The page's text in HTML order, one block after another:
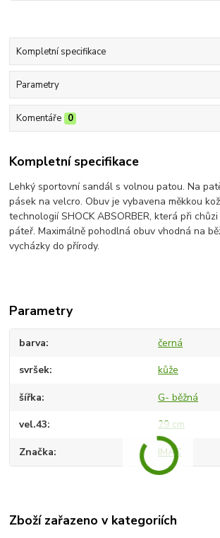
Kompletní specifikace
Parametry
Komentáře 0
Kompletní specifikace
Lehký sportovní sandál s volnou patou. Na
pásek na velcro. Obuv je vybavena měkkou
technologií SHOCK ABSORBER, která při
páteř. Maximálně pohodlná obuv vhodná na
vycházky do přírody.
Parametry
barva černá
svršek kůže
šířka G- běžná
vel.43 29 cm
Značka IMAC
Zboží zařazeno v kategoriích